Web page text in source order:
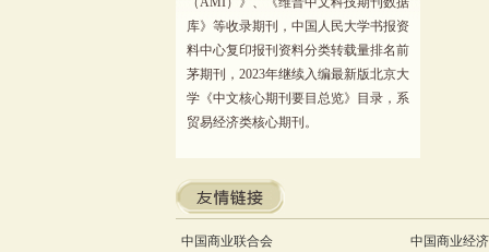
库》等收录期刊，中国人民大学书报资
料中心复印报刊资料分类转载量排名前
茅期刊，2023年继续入编最新版北京大
学《中文核心期刊要目总览》目录，系
贸易经济类核心期刊。
中国商业联合会 中国商业经